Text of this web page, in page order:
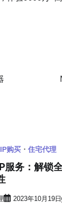
购买 住宅代理
服务：解锁
2023年10月19日